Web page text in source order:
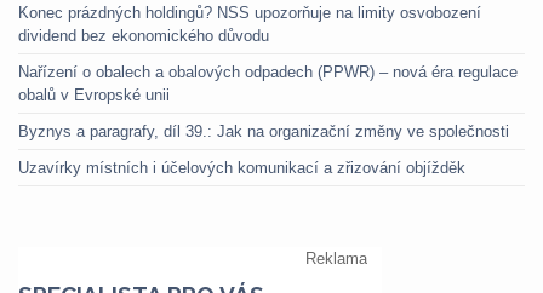
Konec prázdných holdingů? NSS upozorňuje na limity osvobození
dividend bez ekonomického důvodu
Nařízení o obalech a obalových odpadech (PPWR) – nová éra regulace
obalů v Evropské unii
Byznys a paragrafy, díl 39.: Jak na organizační změny ve společnosti
Uzavírky místních i účelových komunikací a zřizování objížděk